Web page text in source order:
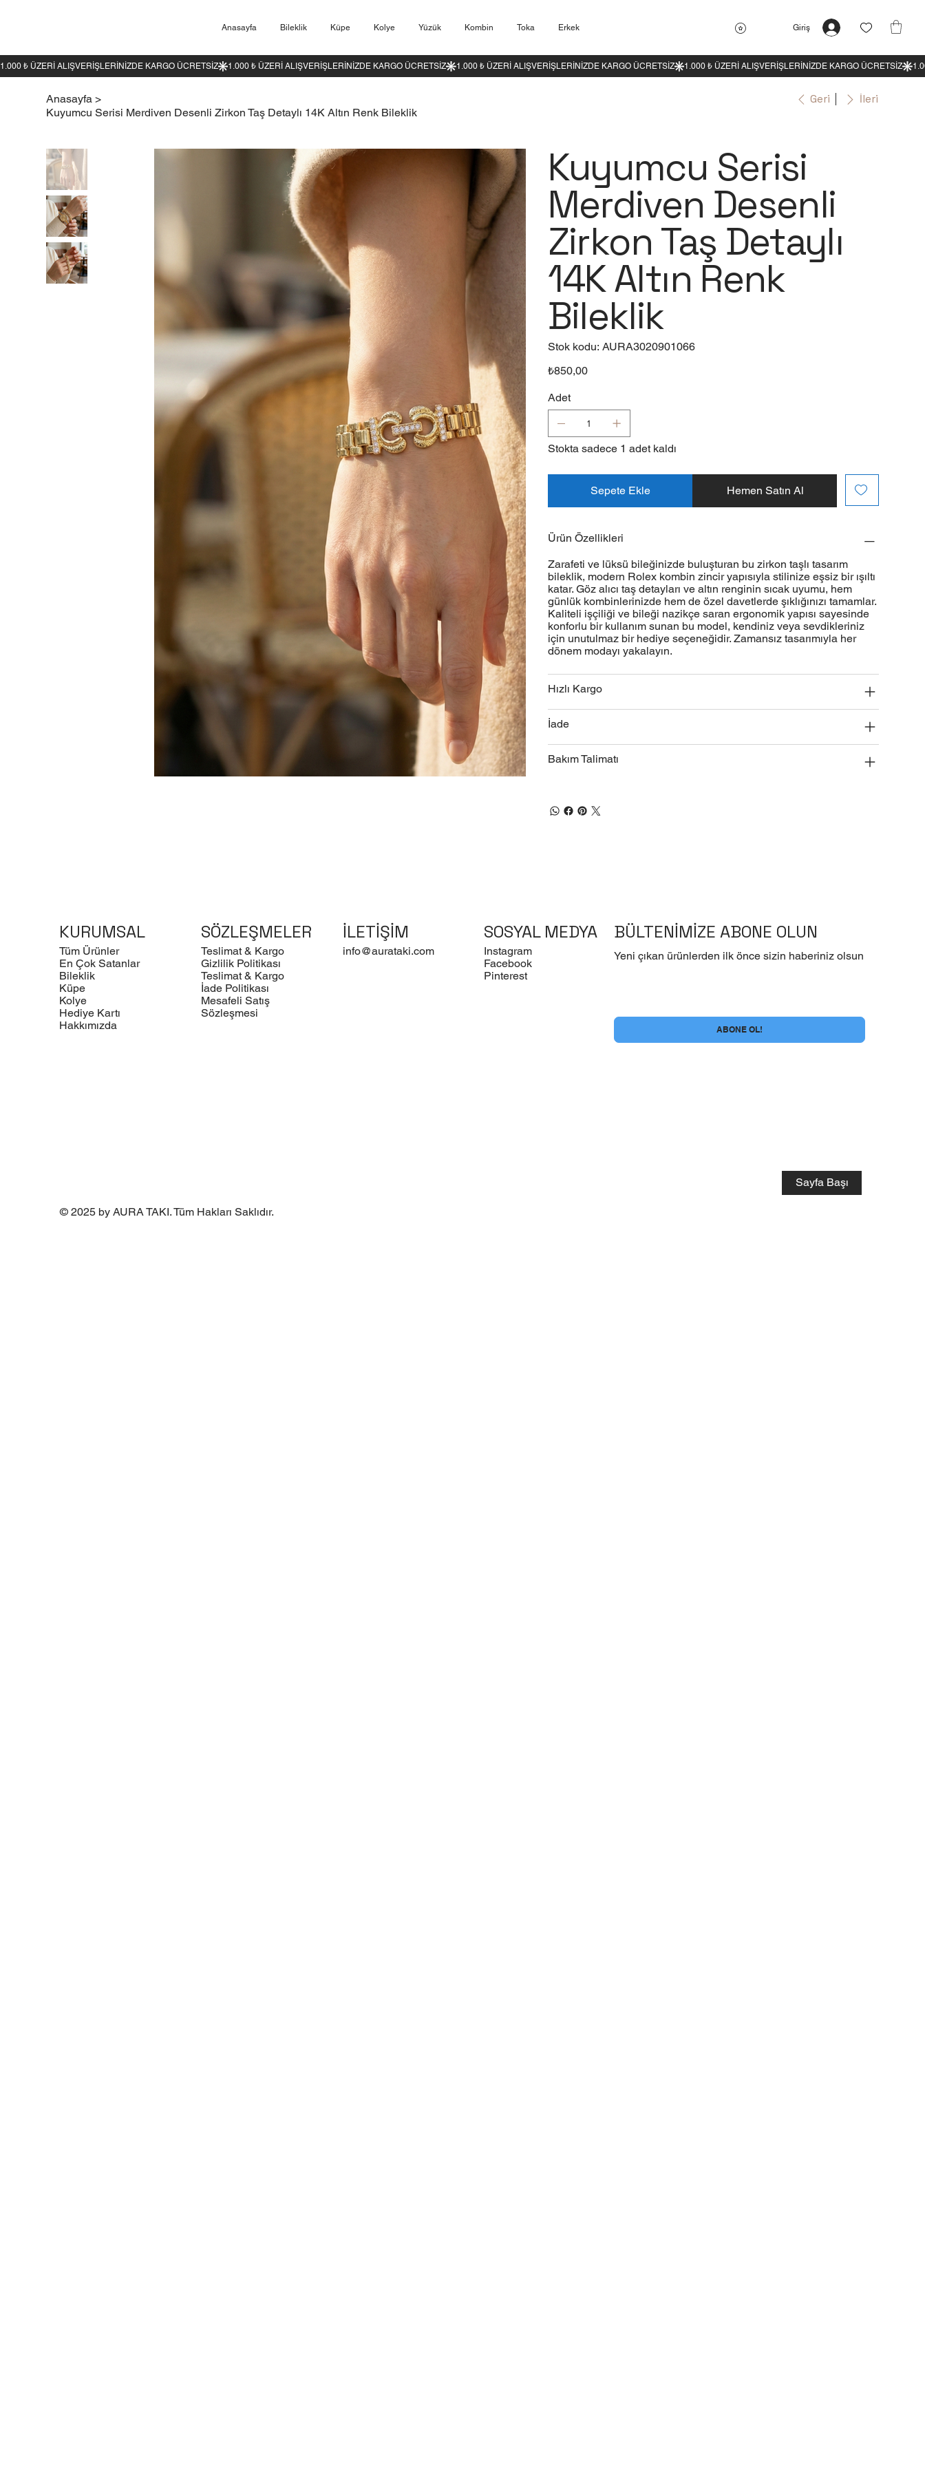
Anasayfa Bileklik Küpe Kolye Yüzük Kombin Toka Erkek Giriş
Anasayfa >
Kuyumcu Serisi Merdiven Desenli Zirkon Taş Detaylı 14K Altın Renk Bileklik
Geri İleri
Kuyumcu Serisi
Merdiven Desenli
Zirkon Taş Detaylı
14K Altın Renk
Bileklik
Stok kodu:
Stok
kodu:
AURA3020901066
Fiyat
₺850,00
Adet
Stokta sadece 1 adet kaldı
Sepete Ekle Hemen Satın Al
Ürün Özellikleri
Zarafeti ve lüksü bileğinizde buluşturan bu zirkon taşlı tasarım
bileklik, modern Rolex kombin zincir yapısıyla stilinize eşsiz bir ışıltı
katar. Göz alıcı taş detayları ve altın renginin sıcak uyumu, hem
günlük kombinlerinizde hem de özel davetlerde şıklığınızı tamamlar.
Kaliteli işçiliği ve bileği nazikçe saran ergonomik yapısı sayesinde
konforlu bir kullanım sunan bu model, kendiniz veya sevdikleriniz
için unutulmaz bir hediye seçeneğidir. Zamansız tasarımıyla her
dönem modayı yakalayın.
Hızlı Kargo
İade
Bakım Talimatı
1.000 ₺ ÜZERI ALIŞVERIŞLERINIZDE KARGO ÜCRETSIZ
KURUMSAL
Tüm Ürünler
En Çok Satanlar
Bileklik
Küpe
Kolye
Hediye Kartı
Hakkımızda
SÖZLEŞMELER
Teslimat & Kargo
Gizlilik Politikası
Teslimat & Kargo
İade Politikası
Mesafeli Satış
Sözleşmesi
İLETİŞİM
info@aurataki.com
SOSYAL MEDYA
Instagram
Facebook
Pinterest
© 2025 by AURA TAKI. Tüm Hakları Saklıdır.
BÜLTENİMİZE ABONE OLUN
Yeni çıkan ürünlerden ilk önce sizin haberiniz olsun
ABONE OL!
Sayfa Başı